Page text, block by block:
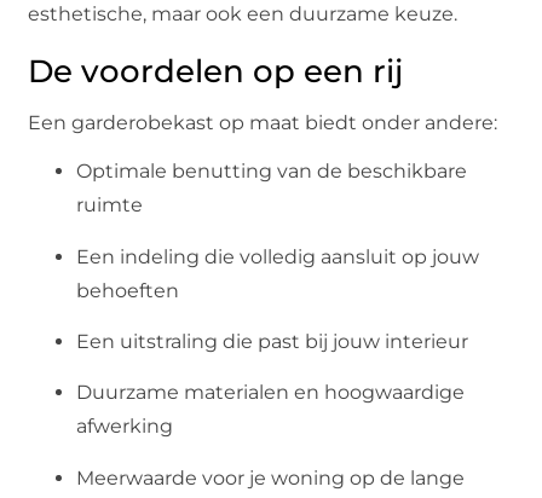
esthetische, maar ook een duurzame keuze.
De voordelen op een rij
Een garderobekast op maat biedt onder andere:
Optimale benutting van de beschikbare
ruimte
Een indeling die volledig aansluit op jouw
behoeften
Een uitstraling die past bij jouw interieur
Duurzame materialen en hoogwaardige
afwerking
Meerwaarde voor je woning op de lange